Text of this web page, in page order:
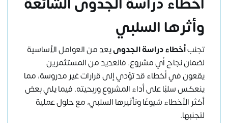
وأثرها السلبي
تجنبأخطاء دراسة الجدوىيعد من العوامل الأساسية
لضمان نجاح أي مشروع. فالعديد من المستثمرين
يقعون في أخطاء قد تؤدي إلى قرارات غير مدروسة، مما
ينعكس سلبًا على أداء المشروع وربحيته. فيما يلي بعض
أكثر الأخطاء شيوعًا وتأثيرها السلبي، مع حلول عملية
لتجنبها.